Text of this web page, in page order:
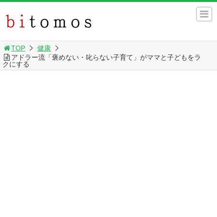
TOP
健康
アドラー流「褒めない・叱らない子育て」がママと子どもをラ
クにする